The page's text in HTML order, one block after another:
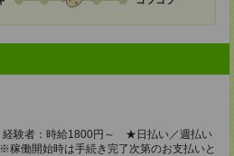
験者：時給1800円～ ★日払い／週払い
稼働開始時は手続き完了次第のお支払いと